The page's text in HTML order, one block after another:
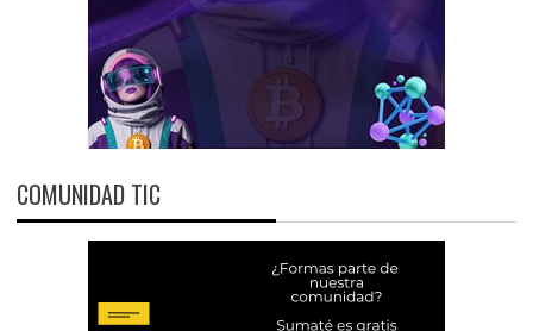
COMUNIDAD TIC